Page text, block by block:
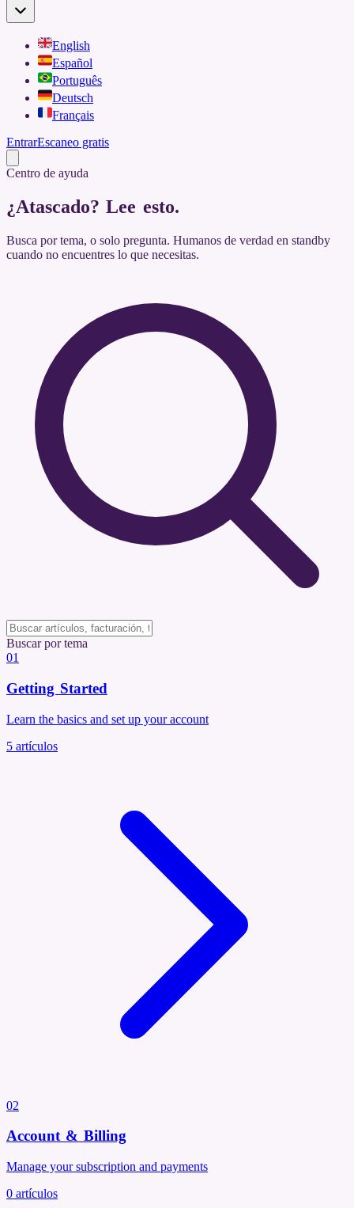
English
Español
Português
Deutsch
Français
EntrarEscaneo gratis
Centro de ayuda
¿Atascado? Lee esto.
Busca por tema, o solo pregunta. Humanos de verdad en standby
cuando no encuentres lo que necesitas.
Buscar por tema
01
Getting Started
Learn the basics and set up your account
5 artículos
02
Account & Billing
Manage your subscription and payments
0 artículos